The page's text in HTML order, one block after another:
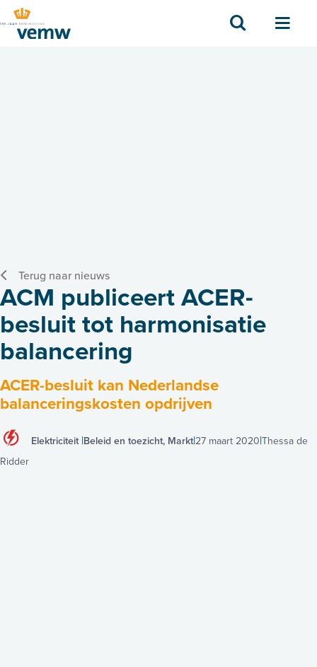
Zoek
Terug naar nieuws
ACM publiceert ACER-
besluit tot harmonisatie
balancering
ACER-besluit kan Nederlandse
balanceringskosten opdrijven
Elektriciteit Beleid en toezicht, Markt 27 maart 2020 Thessa de
Ridder